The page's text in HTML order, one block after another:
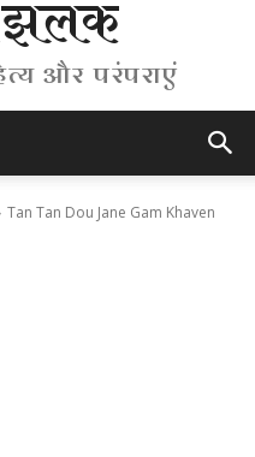
झलक
और परंपराएं
Tan Tan Dou Jane Gam Khaven